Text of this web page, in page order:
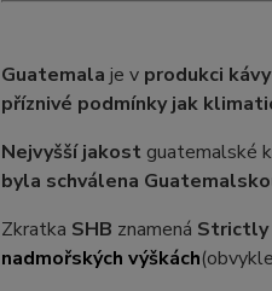
Guatemala je v produkci
příznivé podmínky jak
Nejvyšší jakost guatemalské
byla schválena
Zkratka SHB znamená Strictly
nadmořských výškách